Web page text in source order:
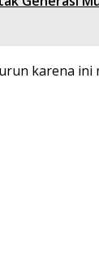
karena ini